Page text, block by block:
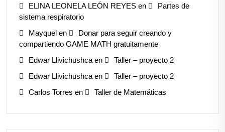
ELINA LEONELA LEÓN REYES en
Partes de
sistema respiratorio
Mayquel en
Donar para seguir creando y
compartiendo GAME MATH gratuitamente
Edwar Llivichushca en
Taller – proyecto 2
Edwar Llivichushca en
Taller – proyecto 2
Carlos Torres en Taller de Matemáticas